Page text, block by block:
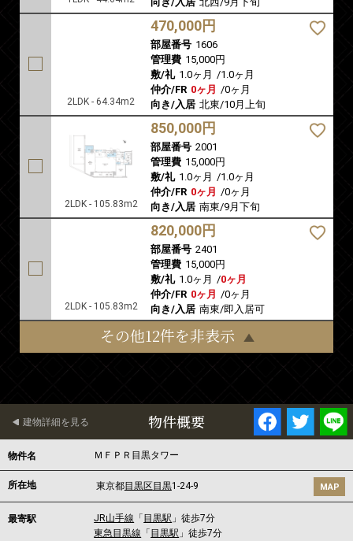
2LDK - 64.34m2
470,000円
部屋番号 1606
管理費 15,000円
敷/礼 1.0ヶ月 /1.0ヶ月
仲介/FR 0ヶ月 /0ヶ月
向き/入居 北東/10月上旬
2LDK - 105.83m2
850,000円
部屋番号 2001
管理費 15,000円
敷/礼 1.0ヶ月 /1.0ヶ月
仲介/FR 0ヶ月 /0ヶ月
向き/入居 南東/9月下旬
2LDK - 105.83m2
820,000円
部屋番号 2401
管理費 15,000円
敷/礼 1.0ヶ月 /0ヶ月
仲介/FR 0ヶ月 /0ヶ月
向き/入居 南東/即入居可
その他12件を非表示
物件概要
建物詳細を見る
物件名 ＭＦＰＲ目黒タワー
所在地 東京都目黒区 目黒1-24-9 MAP
最寄駅 JR山手線 「 目黒駅 」徒歩7分
東急目黒線 「 目黒駅 」徒歩7分